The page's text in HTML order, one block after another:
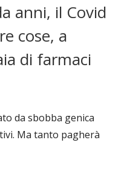
anni, il Covid
cose, a
di farmaci
da sbobba genica
Ma tanto pagherà